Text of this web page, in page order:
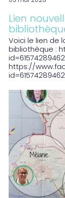
Lien
Voici le lien de
bibliothèque :
https://